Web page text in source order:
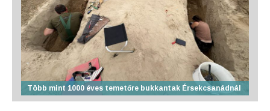
Több mint 1000 éves temetőre bukkantak Érsekcsanádnál